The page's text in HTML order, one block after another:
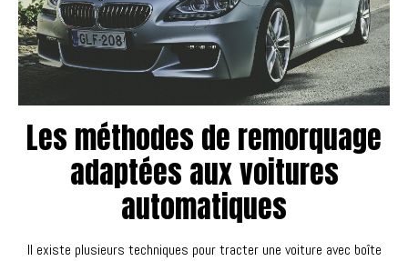
Les méthodes de remorquage
adaptées aux voitures
automatiques
Il existe plusieurs techniques pour tracter une voiture avec boîte